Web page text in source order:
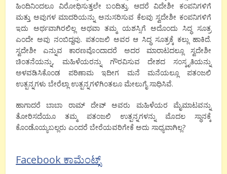
ಹಿಂದಿನಿಂದಲೂ ವಿರೋಧಿಸುತ್ತಲೇ ಬಂದಿತ್ತು. ಆದರೆ ವಿದೇಶೀ ಕಂಪನಿಗಳಿಗೆ
ಮತ್ತು ಅವುಗಳ ಮಾದರಿಯನ್ನು ಅನುಸರಿಸುವ ಕೆಲವು ಸ್ವದೇಶೀ ಕಂಪನಿಗಳಿಗೆ
ಇದು ಅರ್ಥವಾಗಿರಲಿಲ್ಲ ಅಥವಾ ತಮ್ಮ ಯಶಸ್ಸಿಗೆ ಅದೊಂದು ಸಿದ್ಧ ಸೂತ್ರ
ಎಂದೇ ಅವು ನಂಬಿದ್ದವು. ಪತಂಜಲಿ ಅವರ ಆ ಸಿದ್ಧ ಸೂತ್ರಕ್ಕೆ ಕಲ್ಲು ಹಾಕಿದೆ.
ಸ್ವದೇಶೀ ಎನ್ನುವ ಕಾರಣವೊಂದಾದರೆ ಅದರ ಮಾರಾಟದಲ್ಲೂ ಸ್ವದೇಶೀ
ಚಿಂತನೆಯನ್ನು, ಮಹಿಳೆಯರನ್ನು ಗೌರವಿಸುವ ದೇಶದ ಸಂಸ್ಕೃತಿಯನ್ನು
ಅಳವಡಿಸಿಕೊಂಡ ಪರಿಣಾಮ ಇದೀಗ ಮನೆ ಮನೆಯಲ್ಲೂ ಪತಂಜಲಿ
ಉತ್ಪನ್ನಗಳು ಬೇರೆಲ್ಲಾ ಉತ್ಪನ್ನಗಳಿಗಿಂತಲೂ ಮೇಲುಗೈ ಸಾಧಿಸಿವೆ.
ಹಾಗಾದರೆ ಬಾಬಾ ರಾಮ್ ದೇವ್ ಅವರು ಮಹಿಳೆಯರ ಮೈಮಾಟವನ್ನು
ತೋರಿಸದೆಯೂ ತಮ್ಮ ಪತಂಜಲಿ ಉತ್ಪನ್ನಗಳನ್ನು ಮೊದಲ ಸ್ಥಾನಕ್ಕೆ
ಕೊಂಡೊಯ್ಯಬಲ್ಲರು ಎಂದರೆ ಬೇರೆಯವರಿಗೇಕೆ ಅದು ಸಾಧ್ಯವಾಗಿಲ್ಲ?
Facebook ಕಾಮೆಂಟ್ಸ್